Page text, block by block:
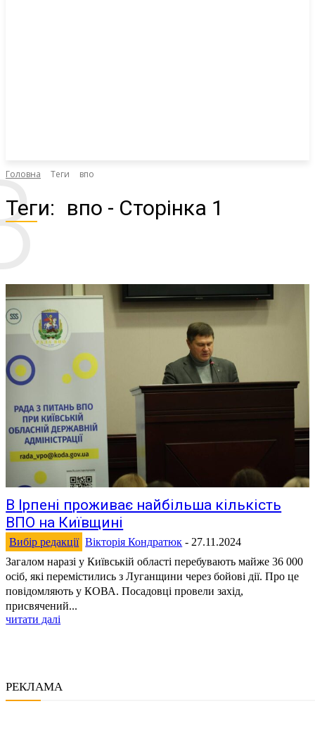
Головна Теги впо
Теги: впо - Сторінка 1
В Ірпені проживає найбільша кількість
ВПО на Київщині
Вибір редакції Вікторія Кондратюк - 27.11.2024
Загалом наразі у Київській області перебувають майже 36 000
осіб, які перемістились з Луганщини через бойові дії. Про це
повідомляють у КОВА. Посадовці провели захід,
присвячений...
читати далі
РЕКЛАМА